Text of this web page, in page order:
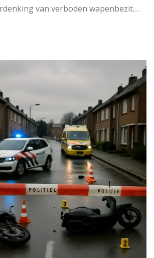
van verboden wapenbezit.…